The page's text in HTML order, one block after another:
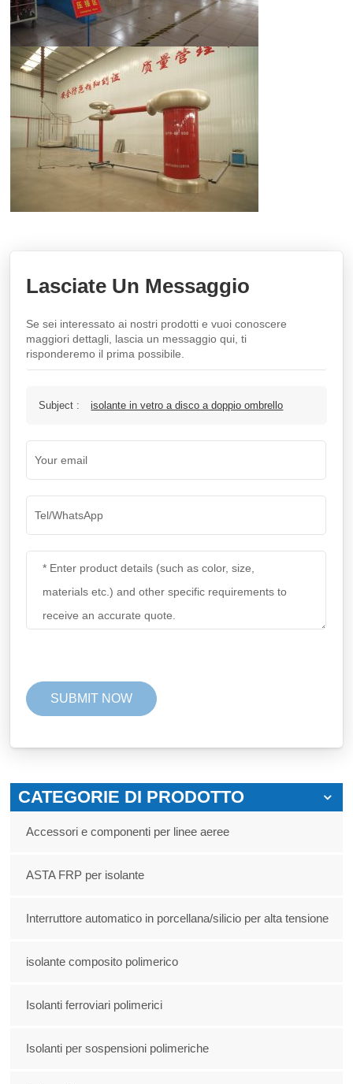
Lasciate Un Messaggio
Se sei interessato ai nostri prodotti e vuoi conoscere
maggiori dettagli, lascia un messaggio qui, ti
risponderemo il prima possibile.
Subject : isolante in vetro a disco a doppio ombrello
CATEGORIE DI PRODOTTO
Accessori e componenti per linee aeree
ASTA FRP per isolante
Interruttore automatico in porcellana/silicio per alta tensione
isolante composito polimerico
Isolanti ferroviari polimerici
Isolanti per sospensioni polimeriche